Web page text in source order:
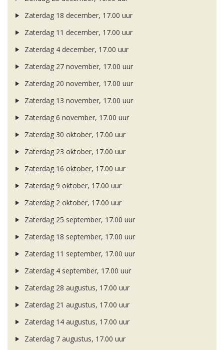
Zaterdag 18 december, 17.00 uur
Zaterdag 11 december, 17.00 uur
Zaterdag 4 december, 17.00 uur
Zaterdag 27 november, 17.00 uur
Zaterdag 20 november, 17.00 uur
Zaterdag 13 november, 17.00 uur
Zaterdag 6 november, 17.00 uur
Zaterdag 30 oktober, 17.00 uur
Zaterdag 23 oktober, 17.00 uur
Zaterdag 16 oktober, 17.00 uur
Zaterdag 9 oktober, 17.00 uur
Zaterdag 2 oktober, 17.00 uur
Zaterdag 25 september, 17.00 uur
Zaterdag 18 september, 17.00 uur
Zaterdag 11 september, 17.00 uur
Zaterdag 4 september, 17.00 uur
Zaterdag 28 augustus, 17.00 uur
Zaterdag 21 augustus, 17.00 uur
Zaterdag 14 augustus, 17.00 uur
Zaterdag 7 augustus, 17.00 uur